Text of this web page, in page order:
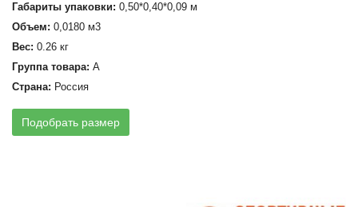
Габариты упаковки: 0,50*0,40*0,09 м
Объем: 0,0180 м3
Вес: 0.26 кг
Группа товара: А
Страна: Россия
Подобрать размер